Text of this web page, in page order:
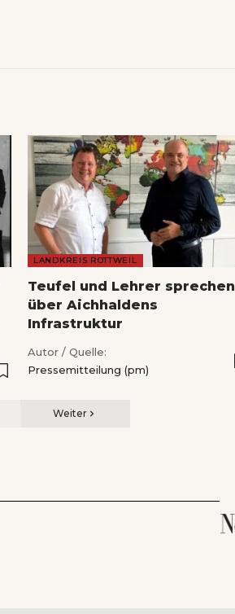
LANDKREIS ROTTWEIL
Teufel und Lehrer sprechen
über Aichhaldens
Infrastruktur
Autor / Quelle:
Pressemitteilung (pm)
Weiter